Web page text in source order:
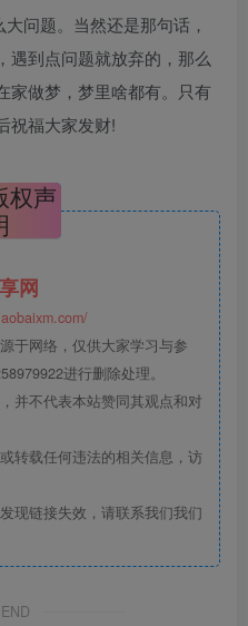
问题。当然还是那句话，
遇到点问题就放弃的，那么
家做梦，梦里啥都有。只有
祝福大家发财!
权声
网
于网络，仅供大家学习与参
进行删除处理。
并不代表本站赞同其观点和对
转载任何违法的相关信息，访
现链接失效，请联系我们我们